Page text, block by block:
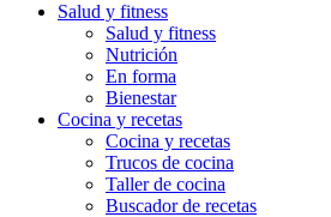
Salud y fitness
Salud y fitness
Nutrición
En forma
Bienestar
Cocina y recetas
Cocina y recetas
Trucos de cocina
Taller de cocina
Buscador de recetas